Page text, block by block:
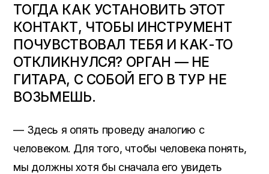
ТОГДА КАК УСТАНОВИТЬ ЭТОТ
КОНТАКТ, ЧТОБЫ ИНСТРУМЕНТ
ПОЧУВСТВОВАЛ ТЕБЯ И КАК-ТО
ОТКЛИКНУЛСЯ? ОРГАН — НЕ
ГИТАРА, С СОБОЙ ЕГО В ТУР НЕ
ВОЗЬМЕШЬ.
— Здесь я опять проведу аналогию с
человеком. Для того, чтобы человека понять,
мы должны хотя бы сначала его увидеть